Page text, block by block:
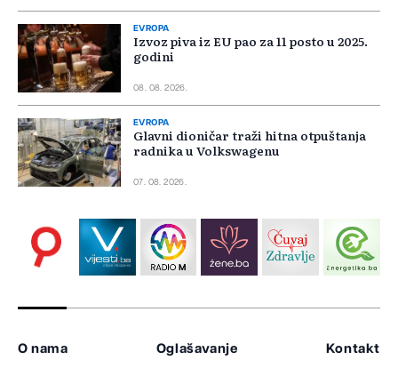
EVROPA
Izvoz piva iz EU pao za 11 posto u 2025.
godini
08. 08. 2026.
EVROPA
Glavni dioničar traži hitna otpuštanja
radnika u Volkswagenu
07. 08. 2026.
O nama Oglašavanje Kontakt